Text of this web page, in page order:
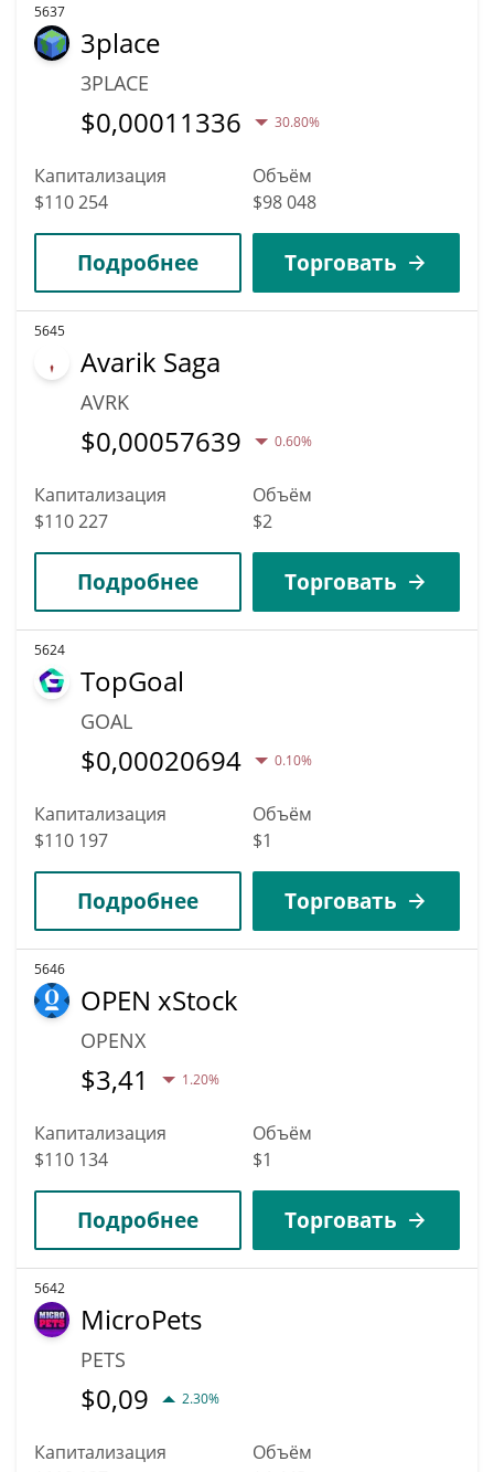
5637
3place
3PLACE
$0,00011336 30.80%
Капитализация
$110 254
Объём
$98 048
Подробнее Торговать
5645
Avarik Saga
AVRK
$0,00057639 0.60%
Капитализация
$110 227
Объём
$2
Подробнее Торговать
5624
TopGoal
GOAL
$0,00020694 0.10%
Капитализация
$110 197
Объём
$1
Подробнее Торговать
5646
OPEN xStock
OPENX
$3,41 1.20%
Капитализация
$110 134
Объём
$1
Подробнее Торговать
5642
MicroPets
PETS
$0,09 2.30%
Капитализация
Объём